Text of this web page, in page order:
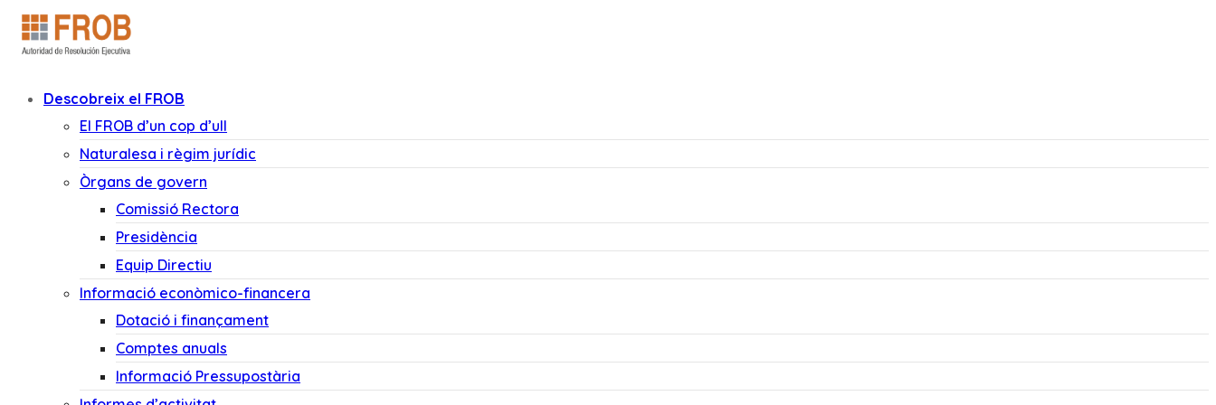
Descobreix el FROB
El FROB d’un cop d’ull
Naturalesa i règim jurídic
Òrgans de govern
Comissió Rectora
Presidència
Equip Directiu
Informació econòmico-financera
Dotació i finançament
Comptes anuals
Informació Pressupostària